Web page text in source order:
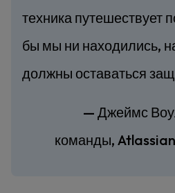
техника путешествует
бы мы ни находились,
должны оставаться
— Джеймс
команды,